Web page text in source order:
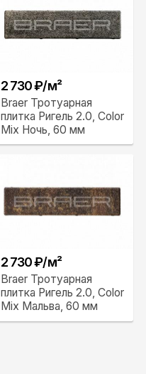
2 730 ₽/м²
Braer Тротуарная
плитка Ригель 2.0, Color
Mix Ночь, 60 мм
2 730 ₽/м²
Braer Тротуарная
плитка Ригель 2.0, Color
Mix Мальва, 60 мм